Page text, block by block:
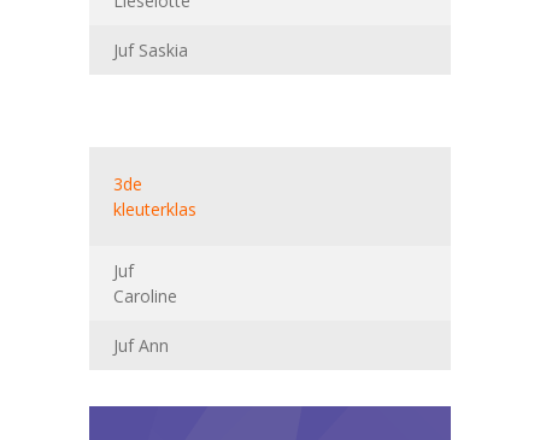
Juf Saskia
3de
kleuterklas
Juf
Caroline
Juf Ann